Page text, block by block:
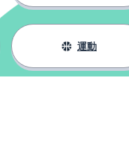
運動